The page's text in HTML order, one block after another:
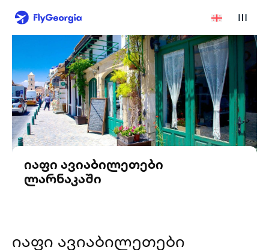
იაფი ავიაბილეთები
ლარნაკაში
იაფი ავიაბილეთები